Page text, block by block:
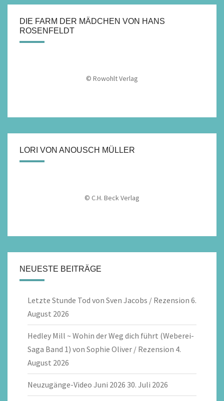
DIE FARM DER MÄDCHEN VON HANS
ROSENFELDT
© Rowohlt Verlag
LORI VON ANOUSCH MÜLLER
© C.H. Beck Verlag
NEUESTE BEITRÄGE
Letzte Stunde Tod von Sven Jacobs / Rezension 6.
August 2026
Hedley Mill ~ Wohin der Weg dich führt (Weberei-
Saga Band 1) von Sophie Oliver / Rezension 4.
August 2026
Neuzugänge-Video Juni 2026 30. Juli 2026